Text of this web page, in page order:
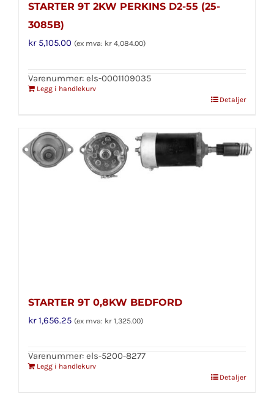
STARTER 9T 2KW PERKINS D2-55 (25-
3085B)
kr5,105.00 (ex mva: kr 4,084.00)
Varenummer: els-0001109035
Legg i handlekurv
Detaljer
STARTER 9T 0,8KW BEDFORD
kr1,656.25 (ex mva: kr 1,325.00)
Varenummer: els-5200-8277
Legg i handlekurv
Detaljer